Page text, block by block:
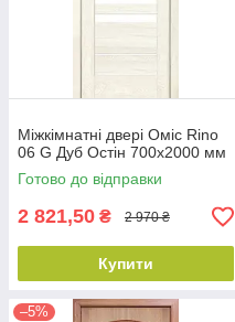
Міжкімнатні двері Оміс Rino
06 G Дуб Остін 700х2000 мм
Готово до відправки
2 821,50 ₴ 2 970 ₴
Купити
–5%